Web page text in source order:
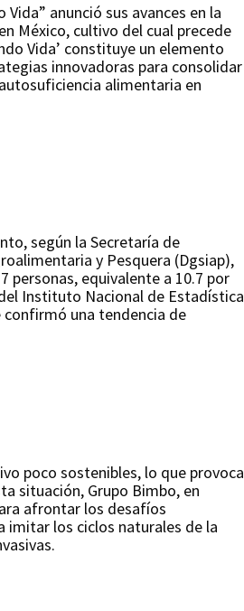
anunció sus avances en la
México, cultivo del cual precede
Vida’ constituye un elemento
innovadoras para consolidar
alimentaria en
según la Secretaría de
y Pesquera (Dgsiap),
personas, equivalente a 10.7 por
Instituto Nacional de Estadística
confirmó una tendencia de
poco sostenibles, lo que provoca
situación, Grupo Bimbo, en
afrontar los desafíos
imitar los ciclos naturales de la